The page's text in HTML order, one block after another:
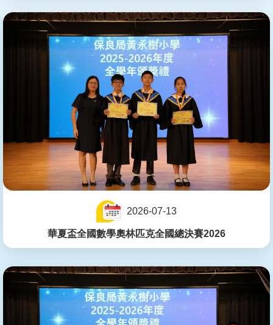
2026-07-13
華夏盃全國數學奧林匹克全國總決賽2026